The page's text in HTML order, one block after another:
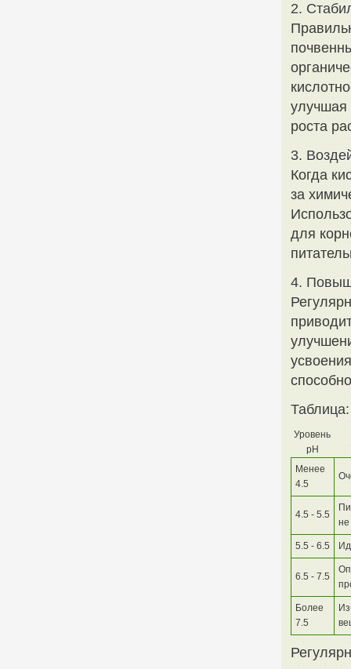
2.
улучшая
роста
3.
Когда
за
для
4.
Уровень
pH
Менее
4.5
4.5 - 5.5
не
5.5 - 6.5
6.5 - 7.5
Более
7.5